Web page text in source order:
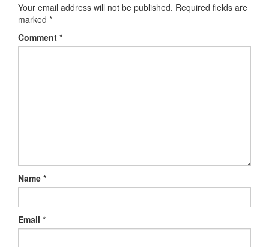
Your email address will not be published. Required fields are
marked *
Comment *
Name *
Email *